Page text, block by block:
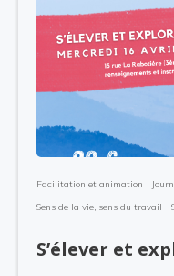
Facilitation et animation
Sens de la vie, sens du travail
S’élever et